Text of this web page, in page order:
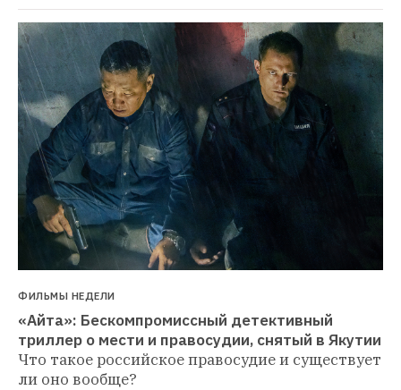
ФИЛЬМЫ НЕДЕЛИ
«Айта»: Бескомпромиссный детективный
триллер о мести и правосудии, снятый в Якутии
Что такое российское правосудие и существует
ли оно вообще?